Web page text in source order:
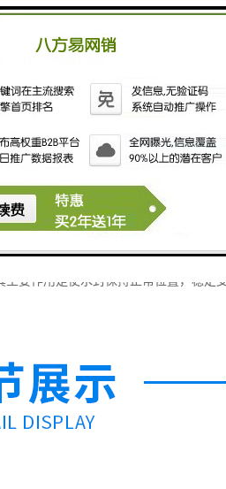
要作用是使水封保持正常位置，稳定